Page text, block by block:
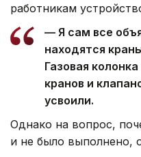
работникам
— Я сам все
находятся
Газовая
кранов и
усвоили.
Однако на вопрос,
и не было выполнено,